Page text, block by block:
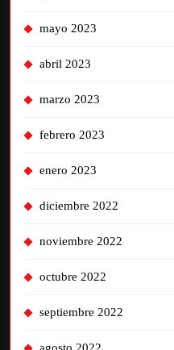
mayo 2023
abril 2023
marzo 2023
febrero 2023
enero 2023
diciembre 2022
noviembre 2022
octubre 2022
septiembre 2022